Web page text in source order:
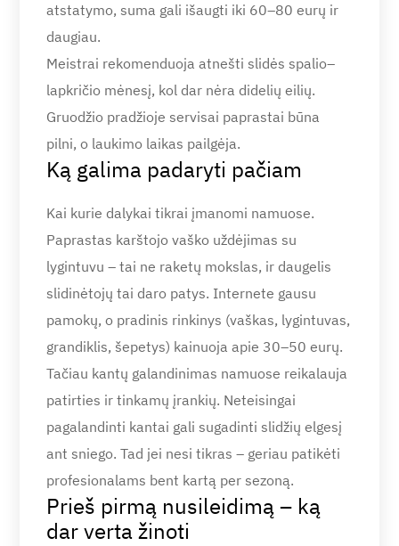
atstatymo, suma gali išaugti iki 60–80 eurų ir
daugiau.
Meistrai rekomenduoja atnešti slidės spalio–
lapkričio mėnesį, kol dar nėra didelių eilių.
Gruodžio pradžioje servisai paprastai būna
pilni, o laukimo laikas pailgėja.
Ką galima padaryti pačiam
Kai kurie dalykai tikrai įmanomi namuose.
Paprastas karštojo vaško uždėjimas su
lygintuvu – tai ne raketų mokslas, ir daugelis
slidinėtojų tai daro patys. Internete gausu
pamokų, o pradinis rinkinys (vaškas, lygintuvas,
grandiklis, šepetys) kainuoja apie 30–50 eurų.
Tačiau kantų galandinimas namuose reikalauja
patirties ir tinkamų įrankių. Neteisingai
pagalandinti kantai gali sugadinti slidžių elgesį
ant sniego. Tad jei nesi tikras – geriau patikėti
profesionalams bent kartą per sezoną.
Prieš pirmą nusileidimą – ką
dar verta žinoti